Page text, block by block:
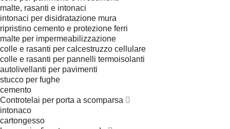
malte, rasanti e intonaci
intonaci per disidratazione mura
ripristino cemento e protezione ferri
malte per impermeabilizzazione
colle e rasanti per calcestruzzo cellulare
colle e rasanti per pannelli termoisolanti
autolivellanti per pavimenti
stucco per fughe
cemento
Controtelai per porta a scomparsa
intonaco
cartongesso